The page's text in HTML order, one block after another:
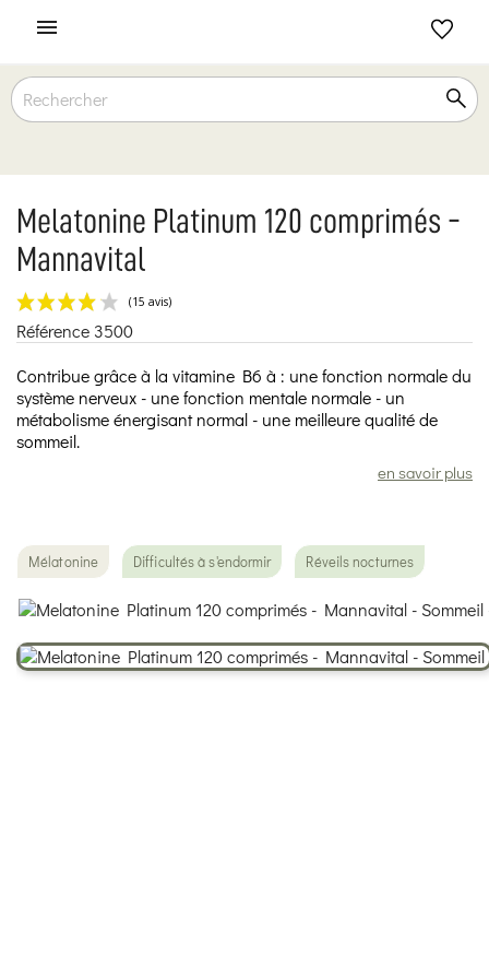

Melatonine Platinum 120 comprimés -
Mannavital
Référence 3500
Contribue grâce à la vitamine B6 à : une fonction normale du
système nerveux - une fonction mentale normale - un
métabolisme énergisant normal - une meilleure qualité de
sommeil.
en savoir plus
Mélatonine Difficultés à s'endormir Réveils nocturnes